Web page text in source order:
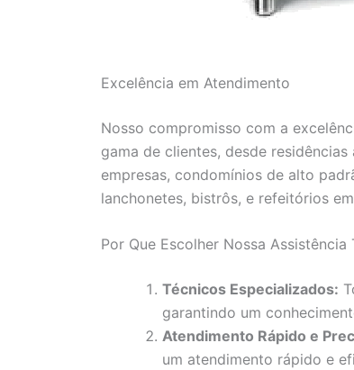
Excelência em Atendimento
Nosso compromisso com a
gama de clientes, desde
empresas, condomínios de alto
lanchonetes, bistrôs, e refeitórios
Por Que Escolher Nossa Assistência
Técnicos Especializados:
garantindo um
Atendimento Rápido e
um atendimento rápido e